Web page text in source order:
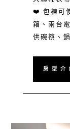
❤️ 包棟可
箱、兩台
供碗筷、
房 型 介